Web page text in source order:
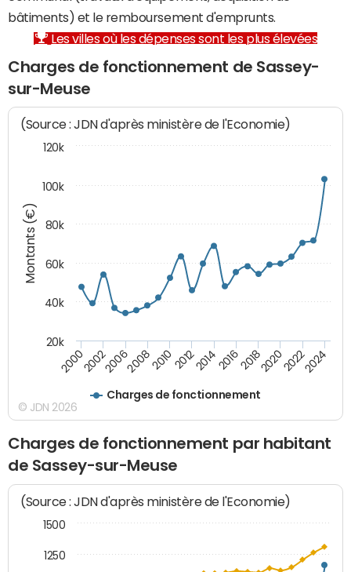
bâtiments) et le remboursement d'emprunts.
Les villes où les dépenses sont les plus élevées
Charges de fonctionnement de Sassey-
sur-Meuse
Montants (€)
(Source : JDN d'après ministère de l'Economie)
Charges de fonctionnement
200020022006200820102012201420162018202020222024
20k
40k
60k
80k
100k
120k
© JDN 2026
Charges de fonctionnement par habitant
de Sassey-sur-Meuse
(Source : JDN d'après ministère de l'Economie)
1250
1500